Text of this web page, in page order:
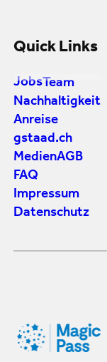
Quick Links
Jobs Team
Nachhaltigkeit
Anreise
gstaad.ch
MedienAGB
FAQ
Impressum
Datenschutz